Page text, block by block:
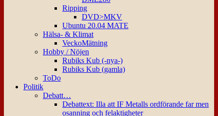
Ripping
DVD>MKV
Ubuntu 20.04 MATE
Hälsa- & Klimat
VeckoMätning
Hobby / Nöjen
Rubiks Kub (-nya-)
Rubiks Kub (gamla)
ToDo
Politik
Debatt…
Debattext: Illa att IF Metalls ordförande far men
osanning och felaktigheter